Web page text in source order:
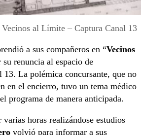
Vecinos al Límite – Captura Canal 13
a sus compañeros en “Vecinos
su renuncia al espacio de
13. La polémica concursante, que no
en el encierro, tuvo un tema médico
programa de manera anticipada.
varias horas realizándose estudios
volvió para informar a sus